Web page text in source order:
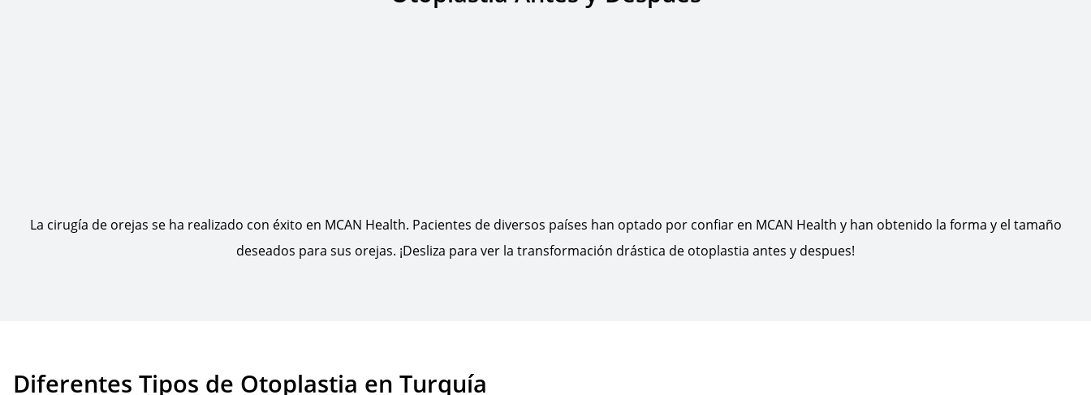
La cirugía de orejas se ha realizado con éxito en MCAN Health. Pacientes de diversos países han optado por confiar en MCAN Health y han obtenido la forma y el tamaño
deseados para sus orejas. ¡Desliza para ver la transformación drástica de otoplastia antes y despues!
Diferentes Tipos de Otoplastia en Turquía